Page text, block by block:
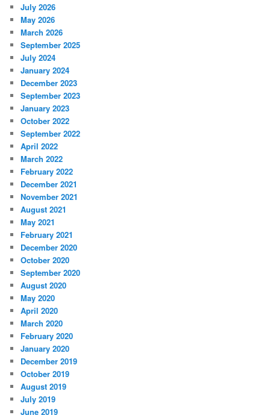
July 2026
May 2026
March 2026
September 2025
July 2024
January 2024
December 2023
September 2023
January 2023
October 2022
September 2022
April 2022
March 2022
February 2022
December 2021
November 2021
August 2021
May 2021
February 2021
December 2020
October 2020
September 2020
August 2020
May 2020
April 2020
March 2020
February 2020
January 2020
December 2019
October 2019
August 2019
July 2019
June 2019